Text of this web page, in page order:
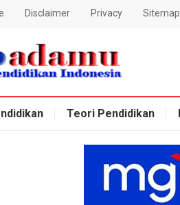
Disclaimer Privacy
Teori Pendidikan